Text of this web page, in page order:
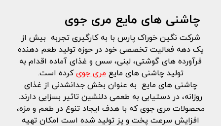
چاشنی های مایع مری جوی
شرکت نگین خوراک پارس با به کارگیری تجربه بیش از
یک دهه فعالیت تخصصی خود در حوزه تولید طعم دهنده
فرآورده های گوشتی، لبنی، سس و غذای آماده اقدام به
تولید چاشنی های مایعمری جویکرده است.
چاشنی های مایع به عنوان بخش جدانشدنی از غذای
روزانه، در دستیابی به طعمی دلنشین تاثیر بسزایی دارند.
محصولات مری جوی که با هدف ایجاد تنوع در طعم و مزه،
افزایش سرعت پخت و پز تولید شده است امکان تهیه